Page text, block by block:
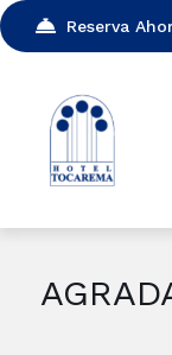
Reserva